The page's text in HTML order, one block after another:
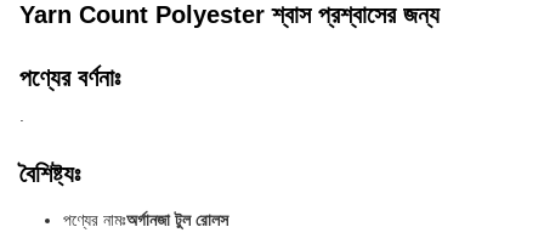
Yarn Count Polyester শ্বাস প্রশ্বাসের জন্য
পণ্যের বর্ণনাঃ
বৈশিষ্ট্যঃ
পণ্যের নামঃঅর্গানজা টুল রোলস